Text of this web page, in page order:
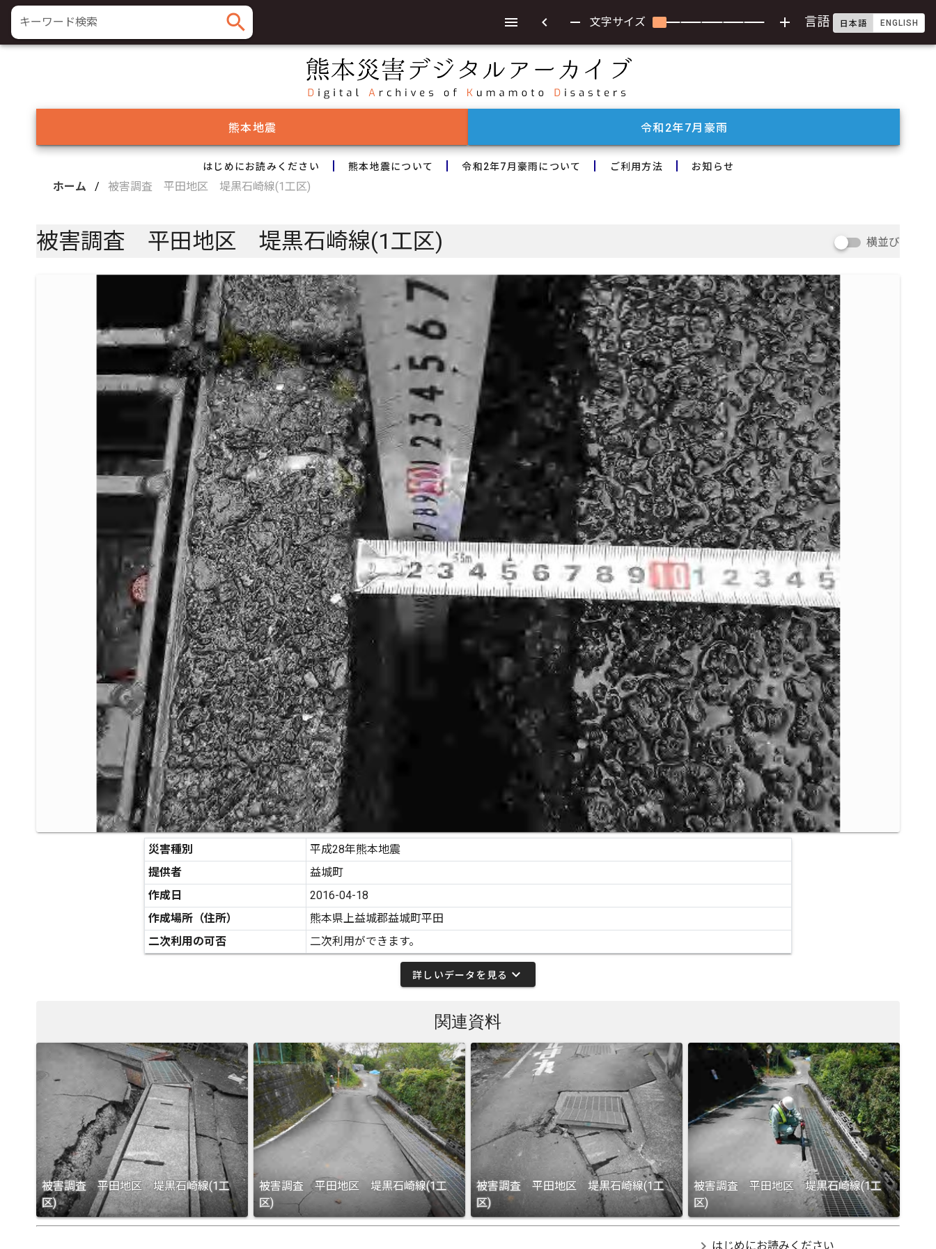
キーワード検索 search chevron_left remove 文字サイズ add 言語 日本語 ENGLISH
熊本地震 令和2年7月豪雨
はじめにお読みください 熊本地震について 令和2年7月豪雨について ご利用方法 お知らせ
ホーム / 被害調査 平田地区 堤黒石崎線(1工区)
被害調査 平田地区 堤黒石崎線(1工区) 横並び
災害種別
平成28年熊本地震
提供者
益城町
作成日
2016-04-18
作成場所（住所）
熊本県上益城郡益城町平田
二次利用の可否
二次利用ができます。
詳しいデータを見る expand_more
関連資料
被害調査 平田地区 堤黒石崎線(1工
区)
被害調査 平田地区 堤黒石崎線(1工
区)
被害調査 平田地区 堤黒石崎線(1工
区)
被害調査 平田地区 堤黒石崎線(1工
区)
はじめにお読みください